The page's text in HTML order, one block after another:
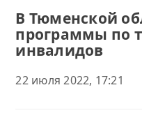
В Тюменской
программы по
инвалидов
22 июля 2022, 17:21